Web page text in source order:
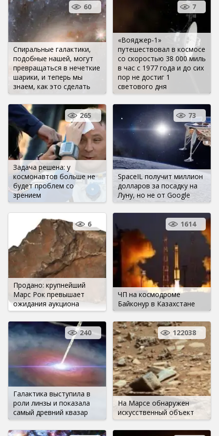
Спиральные галактики,
подобные нашей, могут
превращаться в нечеткие
шарики, и теперь мы
знаем, как это сделать
60
«Вояджер-1»
путешествовал в космосе
со скоростью 38 000 миль
в час с 1977 года и до сих
пор не достиг 1
светового дня
7
Задача решена: у
космонавтов больше не
будет проблем со
зрением
265
SpaceIL получит миллион
долларов за посадку на
Луну, но не от Google
73
Продано: крупнейший
Марс Рок превышает
ожидания аукциона
6
ЧП на космодроме
Байконур в Казахстане
1614
Галактика выступила в
роли линзы и показала
самый древний квазар
240
На Марсе обнаружен
искусственный объект
122038